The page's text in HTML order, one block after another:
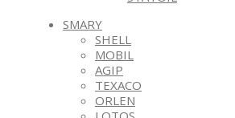
SMARY
SHELL
MOBIL
AGIP
TEXACO
ORLEN